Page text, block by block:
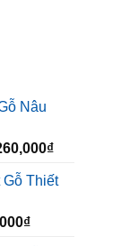
Nâu
₫Giá
tại
Gỗ Thiết
₫Giá